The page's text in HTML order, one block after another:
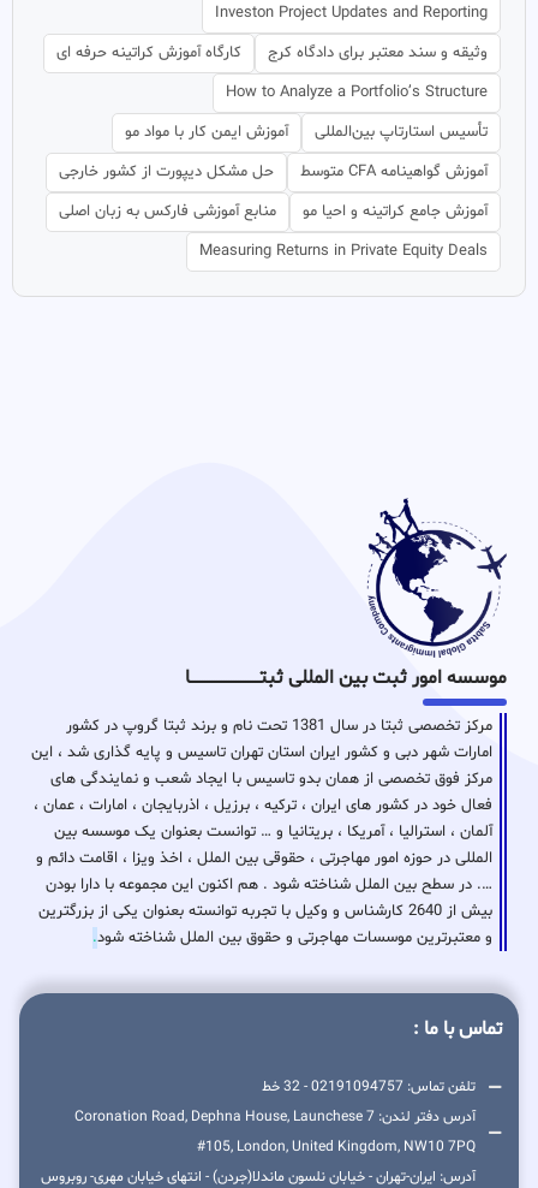
Investon Project Updates and Reporting
وثیقه و سند معتبر برای دادگاه کرج
کارگاه آموزش کراتینه حرفه ای
How to Analyze a Portfolio’s Structure
تأسیس استارتاپ بین‌المللی
آموزش ایمن کار با مواد مو
آموزش گواهینامه CFA متوسط
حل مشکل دیپورت از کشور خارجی
آموزش جامع کراتینه و احیا مو
منابع آموزشی فارکس به زبان اصلی
Measuring Returns in Private Equity Deals
موسسه امور ثبت بین المللی ثبتـــــــــــــــــــــــــــــا
مرکز تخصصی ثبتا در سال 1381 تحت نام و برند ثبتا گروپ در کشور
امارات شهر دبی و کشور ایران استان تهران تاسیس و پایه گذاری شد ، این
مرکز فوق تخصصی از همان بدو تاسیس با ایجاد شعب و نمایندگی های
فعال خود در کشور های ایران ، ترکیه ، برزیل ، اذربایجان ، امارات ، عمان ،
آلمان ، استرالیا ، آمریکا ، بریتانیا و … توانست بعنوان یک موسسه بین
المللی در حوزه امور مهاجرتی ، حقوقی بین الملل ، اخذ ویزا ، اقامت دائم و
…. در سطح بین الملل شناخته شود . هم اکنون این مجموعه با دارا بودن
بیش از 2640 کارشناس و وکیل با تجربه توانسته بعنوان یکی از بزرگترین
و معتبرترین موسسات مهاجرتی و حقوق بین الملل شناخته شود.
تماس با ما :
تلفن تماس: 02191094757 - 32 خط
آدرس دفتر لندن: 7 Coronation Road, Dephna House, Launchese
#105, London, United Kingdom, NW10 7PQ
آدرس: ایران-تهران - خیابان نلسون ماندلا(جردن) - انتهای خیابان مهری- روبروس